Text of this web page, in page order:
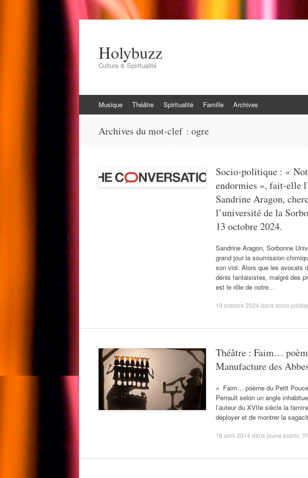
Holybuzz
Culture & Spiritualité
au
Musique Théâtre Spiritualité Famille Archives
Archives du mot-clef : ogre
Socio-politique : «
endormies », fait-elle
Sandrine Aragon,
l’université de la
13 octobre 2024.
Sandrine Aragon, Sorbonne
grand jour la soumission
son viol. Alors que les avocats
dénis fantaisistes, malgré des
est le rôle de notre…
19 octobre 2024 danssocio
Théâtre : Faim…
Manufacture des
« Faim… poème du Petit
Perrault selon un angle
l’auteur du XVIIe siècle la
déployer et de montrer la
18 avril 2014 dansjeune public